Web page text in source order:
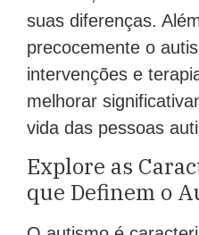
suas diferenças.
precocemente o
intervenções e
melhorar
vida das pessoas
Explore as
que Definem o